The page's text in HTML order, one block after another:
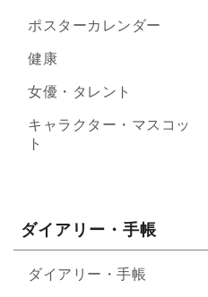
ポスターカレンダー
健康
女優・タレント
キャラクター・マスコッ
ト
ダイアリー・手帳
ダイアリー・手帳